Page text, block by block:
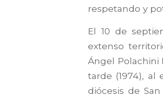
respetando y
El 10 de
extenso
Ángel Polachini
tarde (1974), al
diócesis de